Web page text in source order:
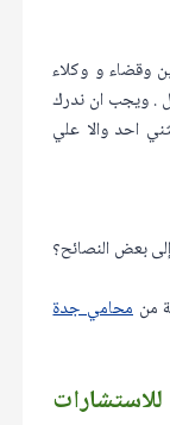
وقضاء و وكلاء
. ويجب ان ندرك
احد والا علي
بعض النصائح؟
من محامي جدة